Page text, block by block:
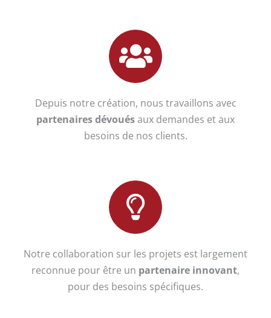
Depuis notre création, nous travaillons avec
partenaires dévouésaux demandes et aux
besoins de nos clients.
Notre collaboration sur les projets est largement
reconnue pour être un partenaire innovant,
pour des besoins spécifiques.